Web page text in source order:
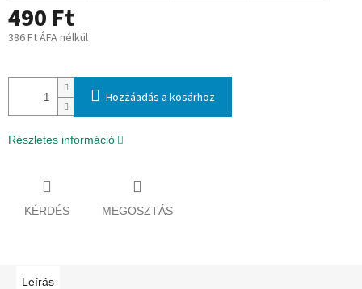
490 Ft
386 Ft ÁFA nélkül
Hozzáadás a kosárhoz
Részletes információ
KÉRDÉS MEGOSZTÁS
Leírás